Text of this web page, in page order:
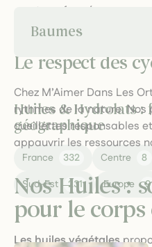
transformées avec
pour conserver toutes
Le respect des
Chez M’Aimer Dans Les
rythmes de la nature.
cueillettes responsables
appauvrir les ressources
Nos Huiles :
pour le corps
Les huiles végétales
Baumes
Huiles & Hydrolats :
géographique
France 332 Centre 8
Sud-Est
231 Europe 9